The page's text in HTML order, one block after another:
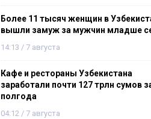
Более 11 тысяч женщин в
вышли замуж за мужчин младше
14:13 / 7 августа
Кафе и рестораны Узбекистана
заработали почти 127 трлн сумов
полгода
04:12 / 7 августа